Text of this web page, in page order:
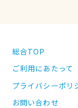
総合TOP
ご利用にあたって
プライバシーポリ
お問い合わせ